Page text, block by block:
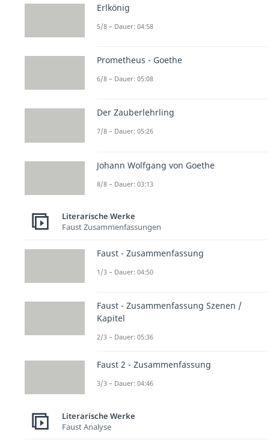
Erlkönig
5/8 – Dauer: 04:58
Prometheus - Goethe
6/8 – Dauer: 05:08
Der Zauberlehrling
7/8 – Dauer: 05:26
Johann Wolfgang von Goethe
8/8 – Dauer: 03:13
Literarische Werke
Faust Zusammenfassungen
Faust - Zusammenfassung
1/3 – Dauer: 04:50
Faust - Zusammenfassung Szenen /
Kapitel
2/3 – Dauer: 05:36
Faust 2 - Zusammenfassung
3/3 – Dauer: 04:46
Literarische Werke
Faust Analyse